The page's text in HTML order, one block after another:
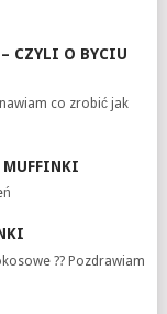
CZYLI O BYCIU
co zrobić jak
MUFFINKI
?? Pozdrawiam